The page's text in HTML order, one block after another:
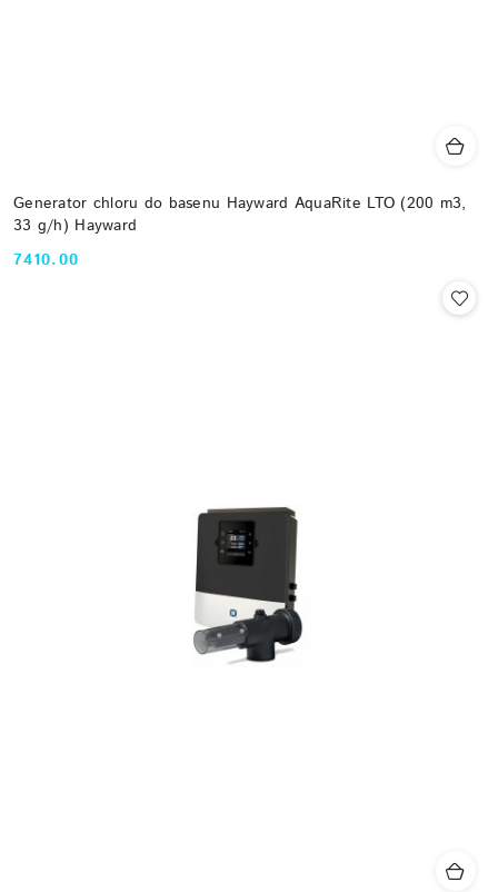
Generator chloru do basenu Hayward AquaRite LTO (200 m3,
33 g/h) Hayward
Cena:
7410.00